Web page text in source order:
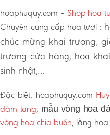
hoaphuquy.com – Shop hoa
Chuyên cung cấp hoa tươi :
chúc mừng khai trương,
trương cửa hàng, hoa
sinh nhật,…
Đặc biệt, hoaphuquy.com
đám tang, mẫu vòng hoa
vòng hoa chia buồn, lẵng